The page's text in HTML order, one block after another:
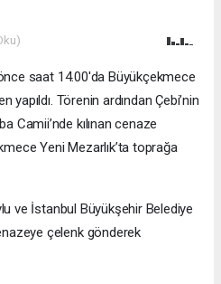
saat 14.00'da Büyükçekmece
Törenin ardından Çebi’nin
Camii’nde kılınan cenaze
Yeni Mezarlık’ta toprağa
ve İstanbul Büyükşehir Belediye
çelenk gönderek